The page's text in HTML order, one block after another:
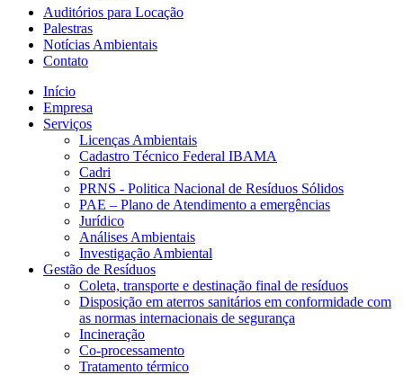
Auditórios para Locação
Palestras
Notícias Ambientais
Contato
Início
Empresa
Serviços
Licenças Ambientais
Cadastro Técnico Federal IBAMA
Cadri
PRNS - Politica Nacional de Resíduos Sólidos
PAE – Plano de Atendimento a emergências
Jurídico
Análises Ambientais
Investigação Ambiental
Gestão de Resíduos
Coleta, transporte e destinação final de resíduos
Disposição em aterros sanitários em conformidade com
as normas internacionais de segurança
Incineração
Co-processamento
Tratamento térmico